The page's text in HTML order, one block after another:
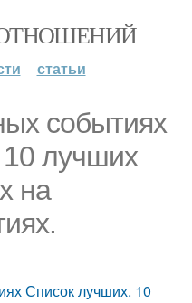
статьи
событиях
лучших
на
Список лучших. 10